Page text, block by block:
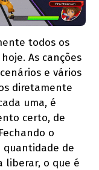
todos os
As canções
e vários
diretamente
uma, é
certo, de
o
de
liberar, o que é